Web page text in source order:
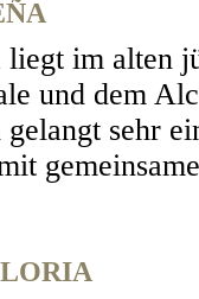
im alten
und dem
gelangt sehr